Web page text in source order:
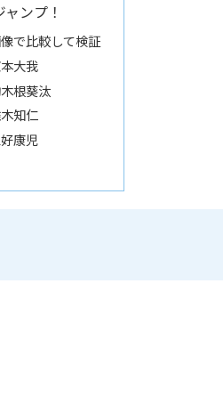
ンプ！
で比較して検証
大我
根葵汰
知仁
康児